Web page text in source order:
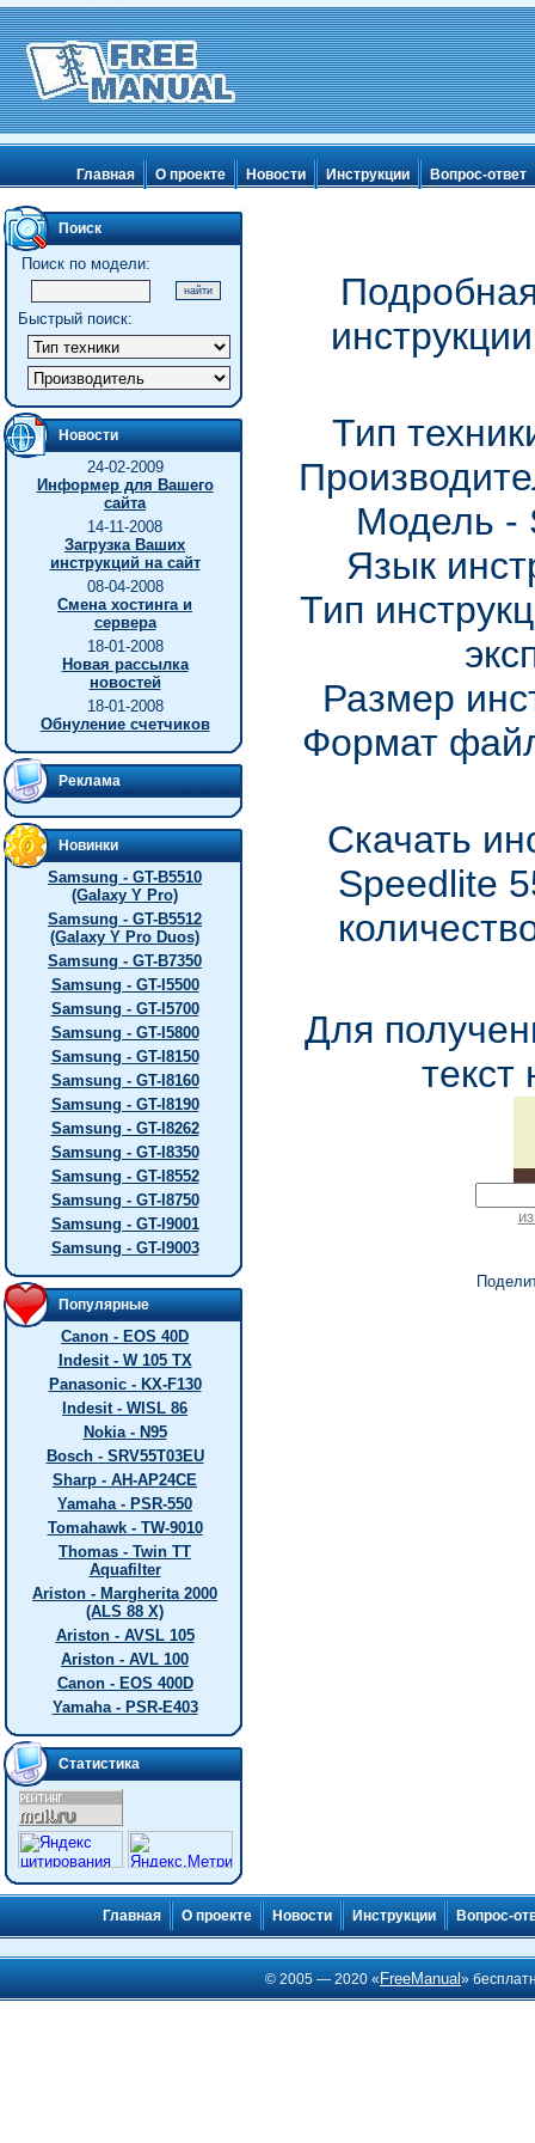
Главная О проекте Новости Инструкции Вопрос-ответ
Поиск
Поиск по модели:
Быстрый поиск:
Новости
24-02-2009
Информер для Вашего
сайта
14-11-2008
Загрузка Ваших
инструкций на сайт
08-04-2008
Смена хостинга и
сервера
18-01-2008
Новая рассылка
новостей
18-01-2008
Обнуление счетчиков
Реклама
Новинки
Samsung - GT-B5510
(Galaxy Y Pro)
Samsung - GT-B5512
(Galaxy Y Pro Duos)
Samsung - GT-B7350
Samsung - GT-I5500
Samsung - GT-I5700
Samsung - GT-I5800
Samsung - GT-I8150
Samsung - GT-I8160
Samsung - GT-I8190
Samsung - GT-I8262
Samsung - GT-I8350
Samsung - GT-I8552
Samsung - GT-I8750
Samsung - GT-I9001
Samsung - GT-I9003
Популярные
Canon - EOS 40D
Indesit - W 105 TX
Panasonic - KX-F130
Indesit - WISL 86
Nokia - N95
Bosch - SRV55T03EU
Sharp - AH-AP24CE
Yamaha - PSR-550
Tomahawk - TW-9010
Thomas - Twin TT
Aquafilter
Ariston - Margherita 2000
(ALS 88 X)
Ariston - AVSL 105
Ariston - AVL 100
Canon - EOS 400D
Yamaha - PSR-E403
Статистика
Тип
Модель -
Язык
Тип
Размер
Формат
Скачать
Speedlite
Для
текст
Главная О проекте Новости Инструкции Вопрос-
© 2005 — 2020 « FreeManual»